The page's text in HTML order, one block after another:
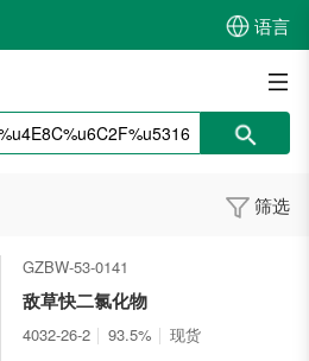
语言
筛选
GZBW-53-0141
敌草快二氯化物
4032-26-2 93.5% 现货